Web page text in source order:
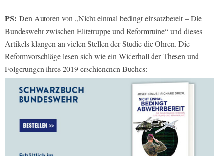
PS: Den Autoren von „Nicht einmal bedingt einsatzbereit – Die
Bundeswehr zwischen Elitetruppe und Reformruine“ und dieses
Artikels klangen an vielen Stellen der Studie die Ohren. Die
Reformvorschläge lesen sich wie ein Widerhall der Thesen und
Folgerungen ihres 2019 erschienenen Buches: